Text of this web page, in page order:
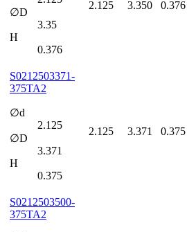
∅D
3.35
H
0.376
2.125 3.350 0.376
S0212503371-
375TA2
∅d
2.125
∅D
3.371
H
0.375
2.125 3.371 0.375
S0212503500-
375TA2